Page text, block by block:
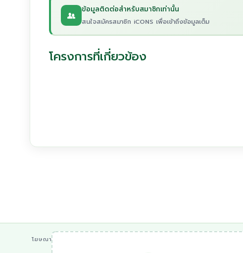
ข้อมูลติดต่อสำหรับสมาชิกเท่านั้น
สนใจสมัครสมาชิก iCONS เพื่อเข้าถึงข้อมูลเต็ม
โครงการที่เกี่ยวข้อง
โฆษณา